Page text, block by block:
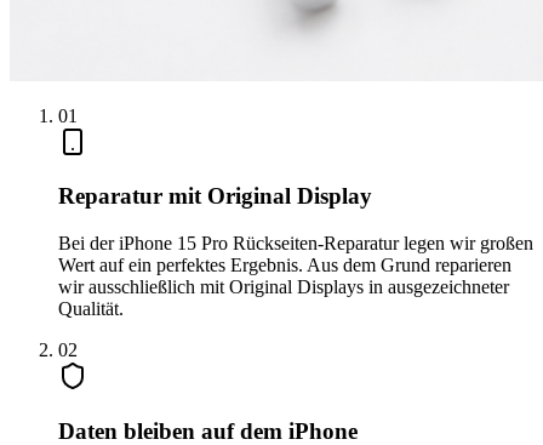
01
Reparatur mit Original Display
Bei der iPhone 15 Pro Rückseiten-Reparatur legen wir großen
Wert auf ein perfektes Ergebnis. Aus dem Grund reparieren
wir ausschließlich mit Original Displays in ausgezeichneter
Qualität.
02
Daten bleiben auf dem iPhone